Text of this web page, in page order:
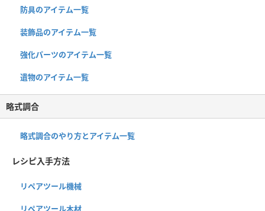
防具のアイテム一覧
装飾品のアイテム一覧
強化パーツのアイテム一覧
遺物のアイテム一覧
略式調合
略式調合のやり方とアイテム一覧
レシピ入手方法
リペアツール機械
リペアツール木材